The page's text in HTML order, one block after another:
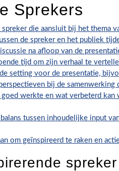
Sprekers
die aansluit bij het thema
de spreker en het publiek
na afloop van de
tijd om zijn verhaal te
setting voor de presentatie,
bij de
goed werkte en wat verbeterd
tussen inhoudelijke input
om geïnspireerd te raken en